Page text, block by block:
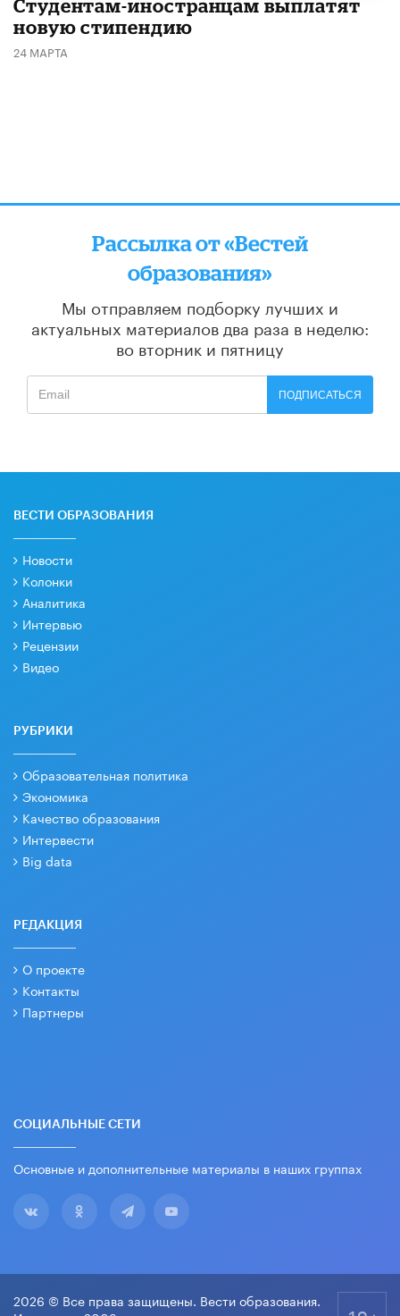
Студентам-иностранцам выплатят
новую стипендию
24 МАРТА
Рассылка от «Вестей
образования»
Мы отправляем подборку лучших и
актуальных материалов два раза в неделю:
во вторник и пятницу
ПОДПИСАТЬСЯ
ВЕСТИ ОБРАЗОВАНИЯ
Новости
Колонки
Аналитика
Интервью
Рецензии
Видео
РУБРИКИ
Образовательная политика
Экономика
Качество образования
Интервести
Big data
РЕДАКЦИЯ
О проекте
Контакты
Партнеры
СОЦИАЛЬНЫЕ СЕТИ
Основные и дополнительные материалы в наших группах
2026 © Все права защищены. Вести образования.